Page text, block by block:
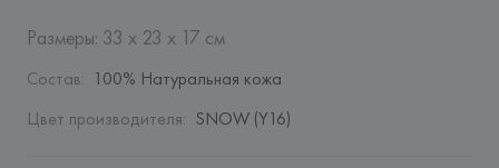
Размеры: 33 x 23 x 17 см
Состав: 100% Натуральная кожа
Цвет производителя: SNOW (Y16)